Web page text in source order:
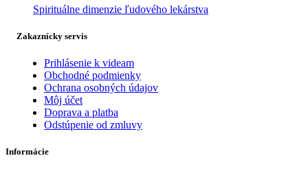
Spirituálne dimenzie ľudového lekárstva
Zakaznícky servis
Prihlásenie k videam
Obchodné podmienky
Ochrana osobných údajov
Môj účet
Doprava a platba
Odstúpenie od zmluvy
Informácie